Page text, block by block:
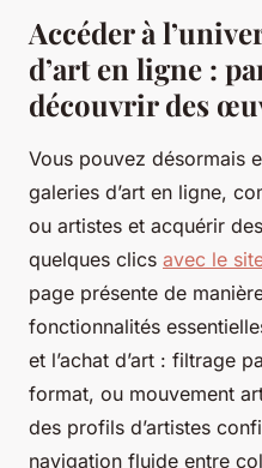
Accéder à
d’art en ligne :
découvrir des
Vous pouvez désormais
galeries d’art en ligne,
ou artistes et acquérir
quelques clics avec le
page présente de
fonctionnalités
et l’achat d’art : filtrage
format, ou mouvement
des profils d’artistes
navigation fluide entre